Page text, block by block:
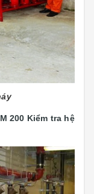
200 Kiểm tra hệ